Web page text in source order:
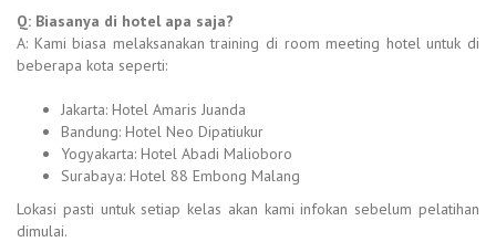
Q: Biasanya di hotel apa saja?
A: Kami biasa melaksanakan training di room meeting hotel untuk di
beberapa kota seperti:
Jakarta: Hotel Amaris Juanda
Bandung: Hotel Neo Dipatiukur
Yogyakarta: Hotel Abadi Malioboro
Surabaya: Hotel 88 Embong Malang
Lokasi pasti untuk setiap kelas akan kami infokan sebelum pelatihan
dimulai.